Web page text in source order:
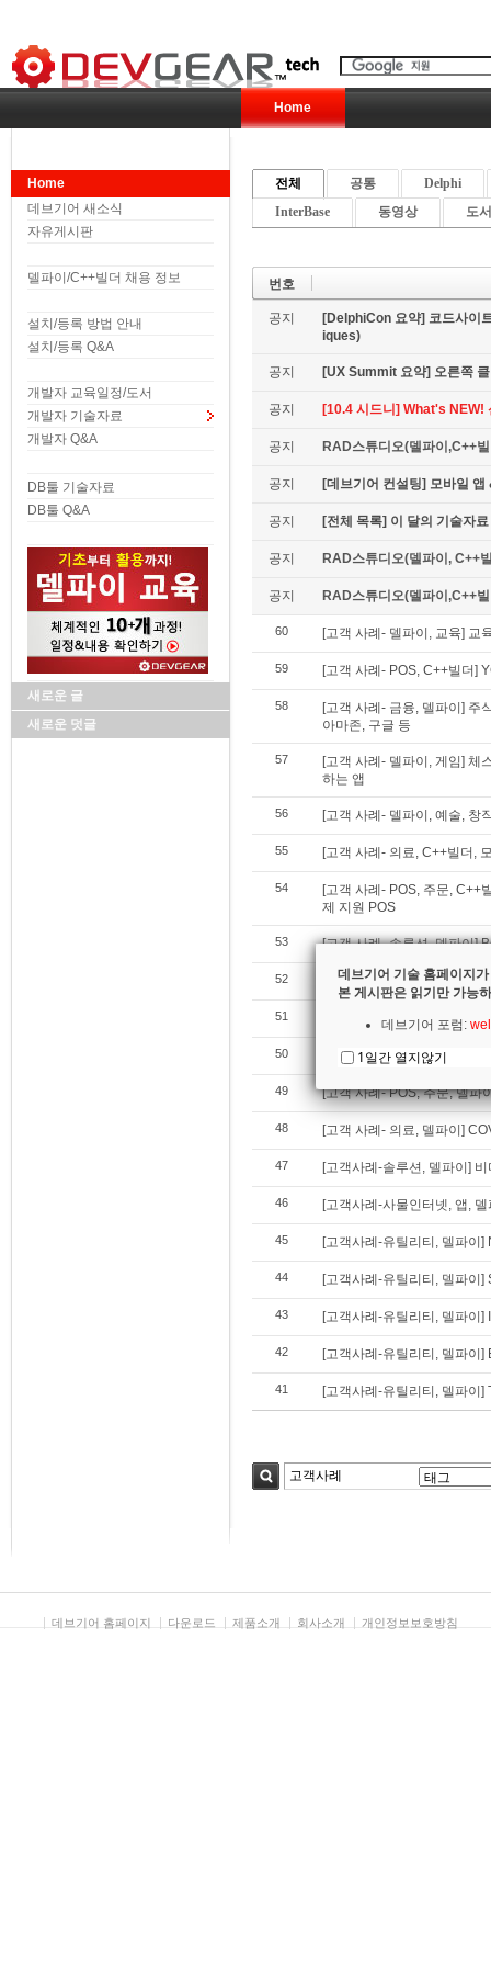
Home
Home
데브기어 새소식
자유게시판
델파이/C++빌더 채용 정보
설치/등록 방법 안내
설치/등록 Q&A
개발자 교육일정/도서
개발자 기술자료
개발자 Q&A
DB툴 기술자료
DB툴 Q&A
새로운 글
새로운 덧글
전체 공통
Delphi
InterBase
동영상 도
번호
공지
[DelphiCon 요약] 코드사이
iques)
공지 [UX Summit 요약] 오른쪽
공지 [10.4 시드니] What's NEW!
공지 RAD스튜디오(델파이,C++
공지 [데브기어 컨설팅] 모바일
공지 [전체 목록] 이 달의 기술자
공지 RAD스튜디오(델파이, C++
공지 RAD스튜디오(델파이,C++
60 [고객 사례- 델파이, 교육] 교
59 [고객 사례- POS, C++빌더]
58
[고객 사례- 금융, 델파이] 주
아마존, 구글 등
57
[고객 사례- 델파이, 게임] 체
하는 앱
56 [고객 사례- 델파이, 예술, 창
55 [고객 사례- 의료, C++빌더,
54
[고객 사례- POS, 주문, C++
제 지원 POS
53 [고객 사례- 솔루션, 델파이]
52 [고객 사례- 솔루션, 델파이]
51 [고객 사례- 의료, 델파이]
50 [사례 소개] 데브기어 마이
49 [고객 사례- POS, 주문, 델파
48 [고객 사례- 의료, 델파이]
47 [고객사례-솔루션, 델파이]
46 [고객사례-사물인터넷, 앱,
45 [고객사례-유틸리티, 델파이]
44 [고객사례-유틸리티, 델파이
43 [고객사례-유틸리티, 델파이]
42 [고객사례-유틸리티, 델파이]
41 [고객사례-유틸리티, 델파이
데브기어 홈페이지 다운로드 제품소개 회사소개 개인정보보호방침
데브기어 기술 홈페이지
본 게시판은 읽기만 가능
데브기어 포럼:
1일간 열지않기